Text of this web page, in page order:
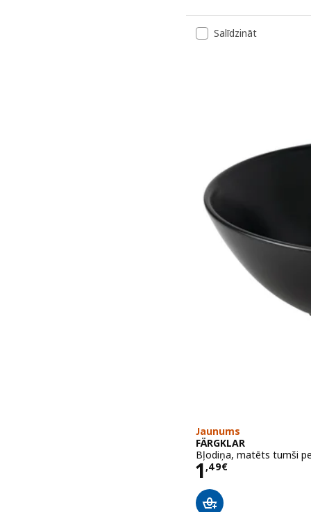
Salīdzināt
Jaunums
FÄRGKLAR
Bļodiņa, matēts tumši
1,49€
Cena 1,49€